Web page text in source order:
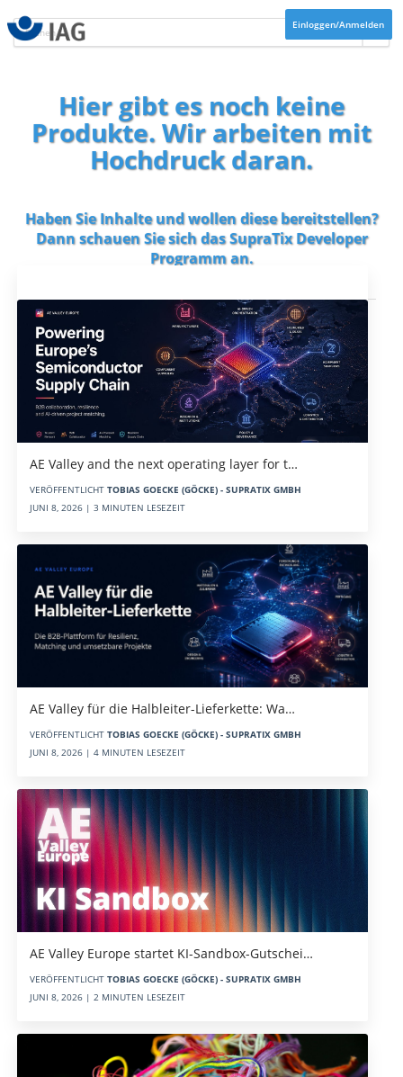
Einloggen/Anmelden
Hier gibt es noch keine
Produkte. Wir arbeiten mit
Hochdruck daran.
Haben Sie Inhalte und wollen diese bereitstellen?
Dann schauen Sie sich dasSupraTix Developer
Programman.
AE Valley and the next operating layer for t…
VERÖFFENTLICHT TOBIAS GOECKE (GÖCKE) - SUPRATIX GMBH
JUNI 8, 2026 | 3 MINUTEN LESEZEIT
AE Valley für die Halbleiter-Lieferkette: Wa…
VERÖFFENTLICHT TOBIAS GOECKE (GÖCKE) - SUPRATIX GMBH
JUNI 8, 2026 | 4 MINUTEN LESEZEIT
AE Valley Europe startet KI-Sandbox-Gutschei…
VERÖFFENTLICHT TOBIAS GOECKE (GÖCKE) - SUPRATIX GMBH
JUNI 8, 2026 | 2 MINUTEN LESEZEIT